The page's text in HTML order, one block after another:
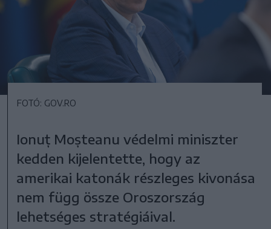
FOTÓ: GOV.RO
Ionuț Moșteanu védelmi miniszter
kedden kijelentette, hogy az
amerikai katonák részleges kivonása
nem függ össze Oroszország
lehetséges stratégiáival.